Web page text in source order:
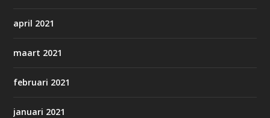
april 2021
maart 2021
februari 2021
januari 2021